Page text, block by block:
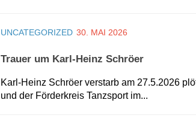
UNCATEGORIZED 30. MAI 2026
Trauer um Karl-Heinz Schröer
Karl-Heinz Schröer verstarb am 27.5.2026
und der Förderkreis Tanzsport im...